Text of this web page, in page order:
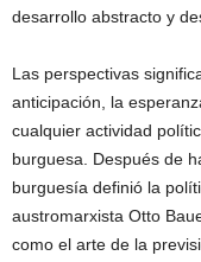
desarrollo abstracto y
Las perspectivas
anticipación, la
cualquier actividad
burguesa. Después de
burguesía definió la
austromarxista Otto
como el arte de la